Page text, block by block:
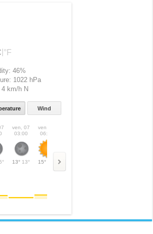
°F
46%
1022 hPa
4 km/h N
Wind
ven, 07
03:00
13° 13°
ven, 07
06:00
15°